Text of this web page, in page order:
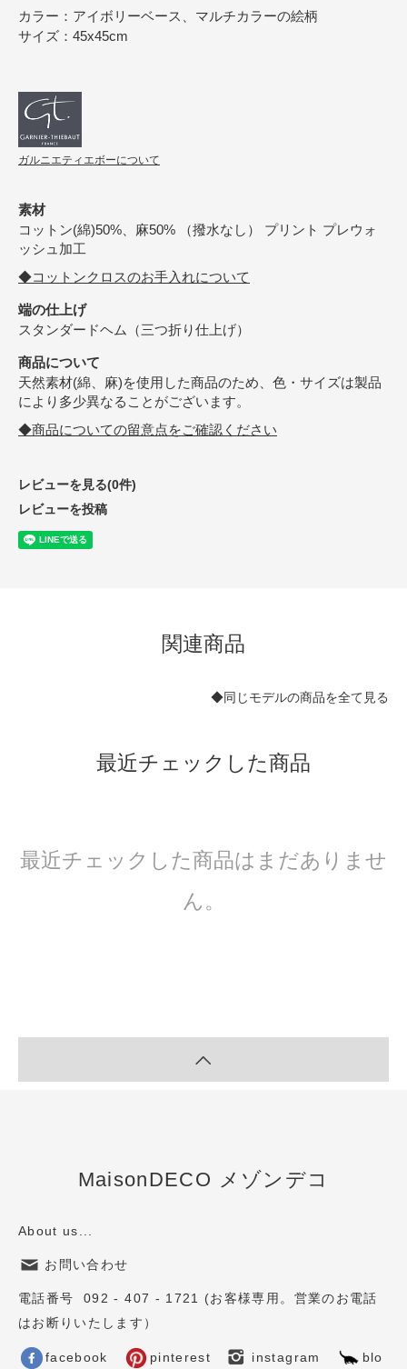
カラー：アイボリーベース、マルチカラーの絵柄
サイズ：45x45cm
ガルニエティエボーについて
素材
コットン(綿)50%、麻50% （撥水なし） プリント プレウォ
ッシュ加工
◆コットンクロスのお手入れについて
端の仕上げ
スタンダードヘム（三つ折り仕上げ）
商品について
天然素材(綿、麻)を使用した商品のため、色・サイズは製品
により多少異なることがございます。
◆商品についての留意点をご確認ください
レビューを見る(0件)
レビューを投稿
関連商品
◆同じモデルの商品を全て見る
最近チェックした商品
最近チェックした商品はまだありませ
ん。
MaisonDECO メゾンデコ
About us...
お問い合わせ
電話番号 092 - 407 - 1721 (お客様専用。営業のお電話
はお断りいたします）
facebook pinterest instagram blo